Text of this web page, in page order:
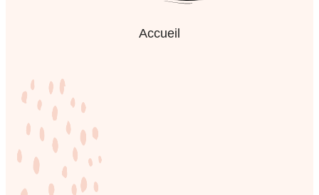
Accueil